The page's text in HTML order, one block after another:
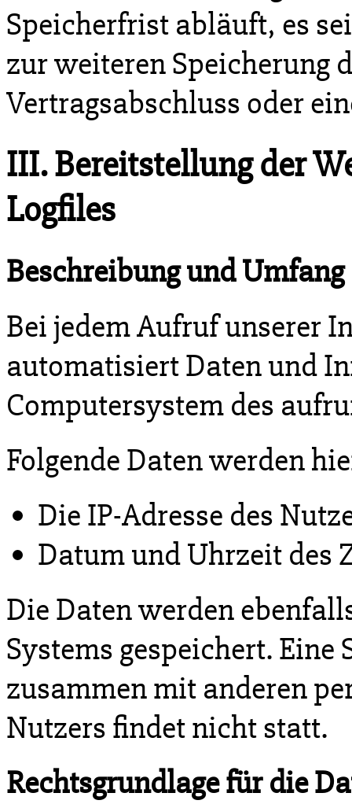
Speicherfrist abläuft, es
zur weiteren Speicherung
Vertragsabschluss oder
III. Bereitstellung der
Logfiles
Beschreibung und
Bei jedem Aufruf unserer
automatisiert Daten und
Computersystem des
Folgende Daten werden
Die IP-Adresse des
Datum und Uhrzeit des
Die Daten werden
Systems gespeichert. Eine
zusammen mit anderen
Nutzers findet nicht statt.
Rechtsgrundlage für die